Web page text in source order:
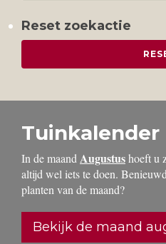
Reset zoekactie
Tuinkalender
In de maand Augustushoeft u
altijd wel iets te doen.
planten van de maand?
Bekijk de maand